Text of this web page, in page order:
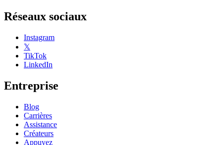
Réseaux sociaux
Instagram
𝕏
TikTok
LinkedIn
Entreprise
Blog
Carrières
Assistance
Créateurs
Appuyez